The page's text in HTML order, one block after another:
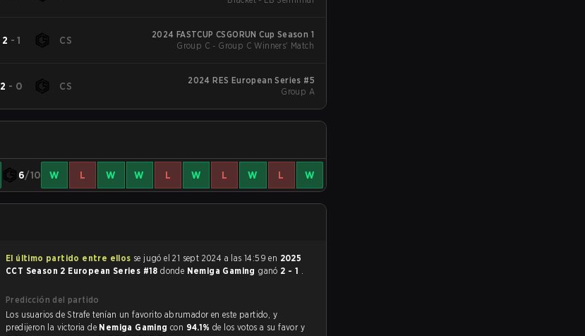
2 -1 CS
2024 FASTCUP CSGORUN Cup Season 1
Group C - Group C Winners' Match
2 - 0 CS
2024 RES European Series #5
Group A
6/10 W L W W L W L W L W
El último partido entre ellos se jugó el 21 sept 2024 a las 14:59 en 2025
CCT Season 2 European Series #18donde Nemiga Gaming ganó 2 - 1 .
Predicción del partido
Los usuarios de Strafe tenían un favorito abrumador en este partido, y
predijeron la victoria de Nemiga Gaming con 94.1% de los votos a su favor y